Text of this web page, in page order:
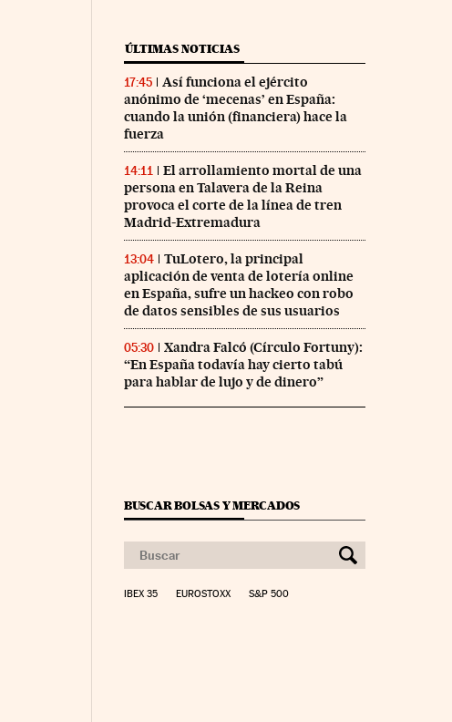
ÚLTIMAS NOTICIAS
17:45
Así funciona el ejército
anónimo de ‘mecenas’ en España:
cuando la unión (financiera) hace la
fuerza
14:11
El arrollamiento mortal de una
persona en Talavera de la Reina
provoca el corte de la línea de tren
Madrid-Extremadura
13:04
TuLotero, la principal
aplicación de venta de lotería online
en España, sufre un hackeo con robo
de datos sensibles de sus usuarios
05:30
Xandra Falcó (Círculo Fortuny):
“En España todavía hay cierto tabú
para hablar de lujo y de dinero”
BUSCAR BOLSAS Y MERCADOS
IBEX 35 EUROSTOXX S&P 500